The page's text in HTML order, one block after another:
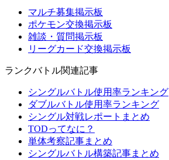
マルチ募集掲示板
ポケモン交換掲示板
雑談・質問掲示板
リーグカード交換掲示板
ランクバトル関連記事
シングルバトル使用率ランキング
ダブルバトル使用率ランキング
シングル対戦レポートまとめ
TODってなに？
単体考察記事まとめ
シングルバトル構築記事まとめ